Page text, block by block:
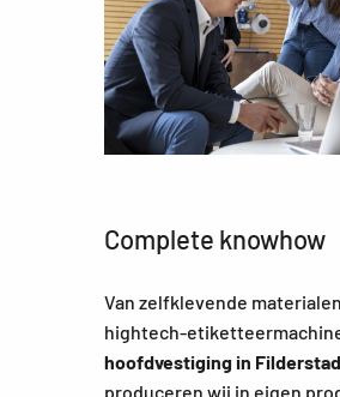
Complete knowhow
Van zelfklevende
hightech-
hoofdvestiging in
produceren wij in eigen